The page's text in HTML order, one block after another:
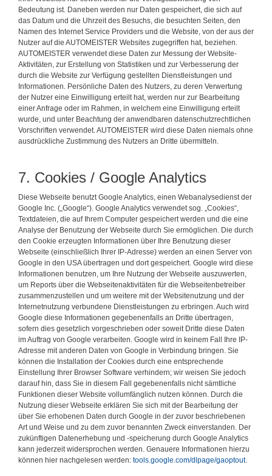
Bedeutung ist. Daneben werden nur Daten gespeichert, die sich auf
das Datum und die Uhrzeit des Besuchs, die besuchten Seiten, den
Namen des Internet Service Providers und die Website, von der aus der
Nutzer auf die AUTOMEISTER Websites zugegriffen hat, beziehen.
AUTOMEISTER verwendet diese Daten zur Messung der Website-
Aktivitäten, zur Erstellung von Statistiken und zur Verbesserung der
durch die Website zur Verfügung gestellten Dienstleistungen und
Informationen. Persönliche Daten des Nutzers, zu deren Verwertung
der Nutzer eine Einwilligung erteilt hat, werden nur zur Bearbeitung
einer Anfrage oder im Rahmen, in welchem eine Einwilligung erteilt
wurde, und unter Beachtung der anwendbaren datenschutzrechtlichen
Vorschriften verwendet. AUTOMEISTER wird diese Daten niemals ohne
ausdrückliche Zustimmung des Nutzers an Dritte übermitteln.
7. Cookies / Google Analytics
Diese Webseite benutzt Google Analytics, einen Webanalysedienst der
Google Inc. („Google“). Google Analytics verwendet sog. „Cookies“,
Textdateien, die auf Ihrem Computer gespeichert werden und die eine
Analyse der Benutzung der Webseite durch Sie ermöglichen. Die durch
den Cookie erzeugten Informationen über Ihre Benutzung dieser
Webseite (einschließlich Ihrer IP-Adresse) werden an einen Server von
Google in den USA übertragen und dort gespeichert. Google wird diese
Informationen benutzen, um Ihre Nutzung der Webseite auszuwerten,
um Reports über die Webseitenaktivitäten für die Webseitenbetreiber
zusammenzustellen und um weitere mit der Websitenutzung und der
Internetnutzung verbundene Dienstleistungen zu erbringen. Auch wird
Google diese Informationen gegebenenfalls an Dritte übertragen,
sofern dies gesetzlich vorgeschrieben oder soweit Dritte diese Daten
im Auftrag von Google verarbeiten. Google wird in keinem Fall Ihre IP-
Adresse mit anderen Daten von Google in Verbindung bringen. Sie
können die Installation der Cookies durch eine entsprechende
Einstellung Ihrer Browser Software verhindern; wir weisen Sie jedoch
darauf hin, dass Sie in diesem Fall gegebenenfalls nicht sämtliche
Funktionen dieser Website vollumfänglich nutzen können. Durch die
Nutzung dieser Webseite erklären Sie sich mit der Bearbeitung der
über Sie erhobenen Daten durch Google in der zuvor beschriebenen
Art und Weise und zu dem zuvor benannten Zweck einverstanden. Der
zukünftigen Datenerhebung und -speicherung durch Google Analytics
kann jederzeit widersprochen werden. Genauere Informationen hierzu
können hier nachgelesen werden: tools.google.com/dlpage/gaoptout.